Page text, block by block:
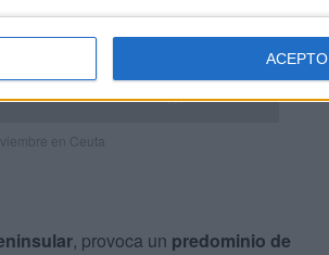
ACEPTO
en Ceuta
, provoca un predominio de